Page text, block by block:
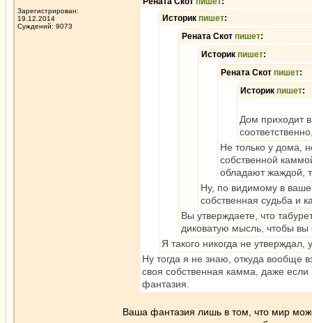
Зарегистрирован:
19.12.2014
Суждений: 9073
Историк пишет:
Рената Скот пишет:
Историк пишет:
Рената Скот пишет:
Историк пишет:
Дом приходит
Не только у дома,
собственной
обладают жаждой,
Ну, по видимому в
собственная судьба и
Вы утверждаете, что
диковатую мысль, чтобы вы
Я такого никогда не
Ну тогда я не знаю, откуда вообще
своя собственная камма, даже
фантазия.
Ваша фантазия лишь в том, что мир